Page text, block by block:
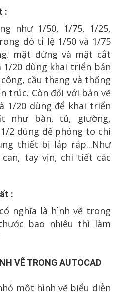
:
như 1/50, 1/75, 1/25,
đó tỉ lệ 1/50 và 1/75
mặt đứng và mặt cắt
1/20 dùng khai triển bản
cầu thang và thống
trúc. Còn đối với bản vẽ
1/20 dùng để khai triển
như bàn, tủ, giường,
2 dùng để phóng to chi
thiết bị lắp ráp...Như
tay vịn, chi tiết các
:
nghĩa là hình vẽ trong
bao nhiêu thì làm
VẼ TRONG AUTOCAD
một hình vẽ biểu diễn